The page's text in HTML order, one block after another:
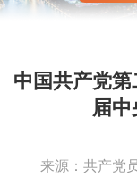
中国共产党
届中
来源：共产党